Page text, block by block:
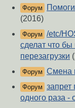
Форум
(2016)
Форум /etc/
сделат что
перезагрузки
Форум Смена
Форум запрет
одного раза -